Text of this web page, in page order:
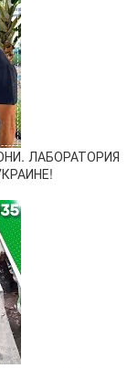
ЛАБОРАТОРИЯ